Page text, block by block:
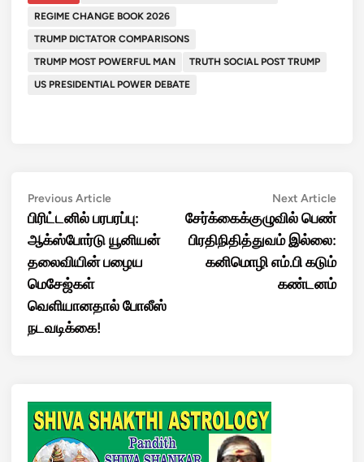
REGIME CHANGE BOOK 2026
TRUMP DICTATOR COMPARISONS
TRUMP MOST POWERFUL MAN
TRUTH SOCIAL POST TRUMP
US PRESIDENTIAL POWER DEBATE
Post
navigation
Previous ArticlePrevious
article:
பிரிட்டனில் பரபரப்பு:
ஆக்ஸ்போர்டு யூனியன்
தலைவியின் பழைய
மெசேஜ்கள்
வெளியானதால் போலீஸ்
நடவடிக்கை!
Next ArticleNext
சேர்க்கைக்குழுவில் பெண்
பிரதிநிதித்துவம் இல்லை:
கனிமொழி எம்.பி கடும்
கண்டனம்